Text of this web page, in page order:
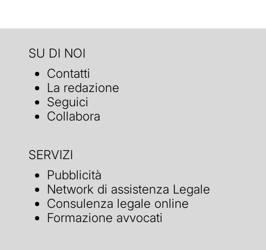
SU DI NOI
Contatti
La redazione
Seguici
Collabora
SERVIZI
Pubblicità
Network di assistenza Legale
Consulenza legale online
Formazione avvocati